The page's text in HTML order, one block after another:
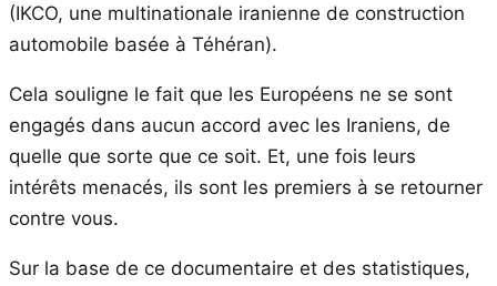
(IKCO, une multinationale iranienne de construction
automobile basée à Téhéran).
Cela souligne le fait que les Européens ne se sont
engagés dans aucun accord avec les Iraniens, de
quelle que sorte que ce soit. Et, une fois leurs
intérêts menacés, ils sont les premiers à se retourner
contre vous.
Sur la base de ce documentaire et des statistiques,